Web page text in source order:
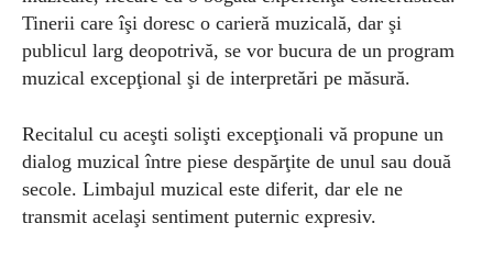
Tinerii care îşi doresc o carieră muzicală, dar şi
publicul larg deopotrivă, se vor bucura de un program
muzical excepţional şi de interpretări pe măsură.
Recitalul cu aceşti solişti excepţionali vă propune un
dialog muzical între piese despărţite de unul sau două
secole. Limbajul muzical este diferit, dar ele ne
transmit acelaşi sentiment puternic expresiv.